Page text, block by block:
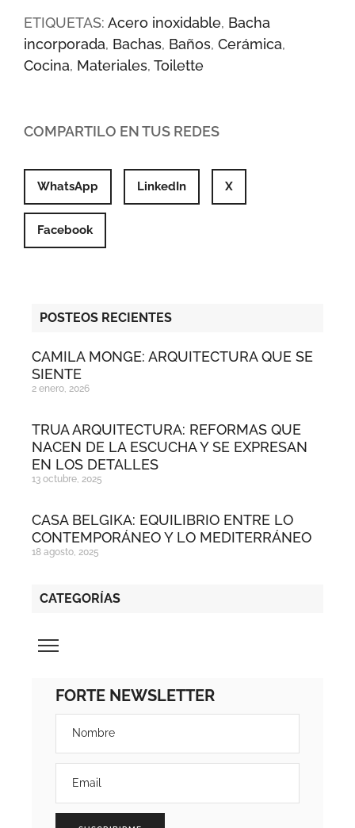
ETIQUETAS: Acero inoxidable, Bacha
incorporada, Bachas, Baños, Cerámica,
Cocina, Materiales, Toilette
COMPARTILO EN TUS REDES
WhatsApp LinkedIn X
Facebook
POSTEOS RECIENTES
CAMILA MONGE: ARQUITECTURA QUE SE
SIENTE
2 enero, 2026
TRUA ARQUITECTURA: REFORMAS QUE
NACEN DE LA ESCUCHA Y SE EXPRESAN
EN LOS DETALLES
13 octubre, 2025
CASA BELGIKA: EQUILIBRIO ENTRE LO
CONTEMPORÁNEO Y LO MEDITERRÁNEO
18 agosto, 2025
CATEGORÍAS
FORTE NEWSLETTER